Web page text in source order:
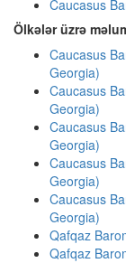
Caucasus
Ölkələr üzrə
Caucasus
Georgia)
Caucasus
Georgia)
Caucasus
Georgia)
Caucasus
Georgia)
Caucasus
Georgia)
Qafqaz
Qafqaz